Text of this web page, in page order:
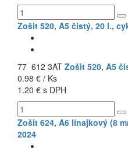
Zošit 520, A5 čistý, 20 l.,
77 612 3AT Zošit 520, A5
0.98 € / Ks
1.20 € s DPH
Zošit 624, A6 linajkový (8
2024